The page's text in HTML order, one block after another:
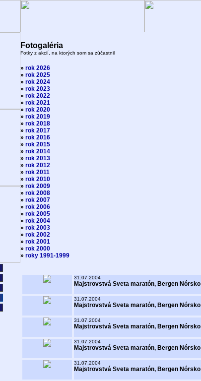
Fotogaléria
Fotky z akcií, na ktorých som sa zúčastnil
» rok 2026
» rok 2025
» rok 2024
» rok 2023
» rok 2022
» rok 2021
» rok 2020
» rok 2019
» rok 2018
» rok 2017
» rok 2016
» rok 2015
» rok 2014
» rok 2013
» rok 2012
» rok 2011
» rok 2010
» rok 2009
» rok 2008
» rok 2007
» rok 2006
» rok 2005
» rok 2004
» rok 2003
» rok 2002
» rok 2001
» rok 2000
» roky 1991-1999
31.07.2004
Majstrovstvá Sveta maratón, Bergen Nórsko
31.07.2004
Majstrovstvá Sveta maratón, Bergen Nórsko
31.07.2004
Majstrovstvá Sveta maratón, Bergen Nórsko
31.07.2004
Majstrovstvá Sveta maratón, Bergen Nórsko
31.07.2004
Majstrovstvá Sveta maratón, Bergen Nórsko